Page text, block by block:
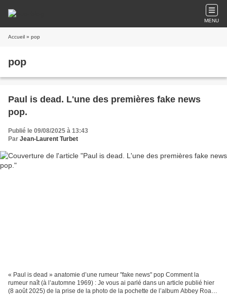
MENU
Accueil » pop
pop
Paul is dead. L'une des premières fake news
pop.
Publié le 09/08/2025 à 13:43
Par Jean-Laurent Turbet
« Paul is dead » anatomie d’une rumeur "fake news" pop Comment la
rumeur naît (à l’automne 1969) : Je vous ai parlé dans un article publié hier
(8 août 2025) de la prise de la photo de la pochette de l’album Abbey Road